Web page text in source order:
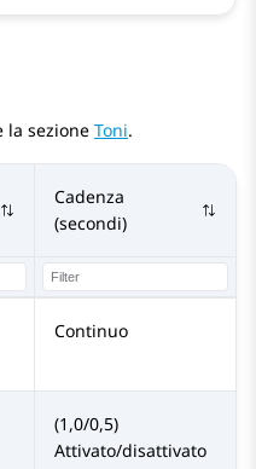
la sezione Toni.
Cadenza
(secondi)
Continuo
(1,0/0,5)
Attivato/disattivato